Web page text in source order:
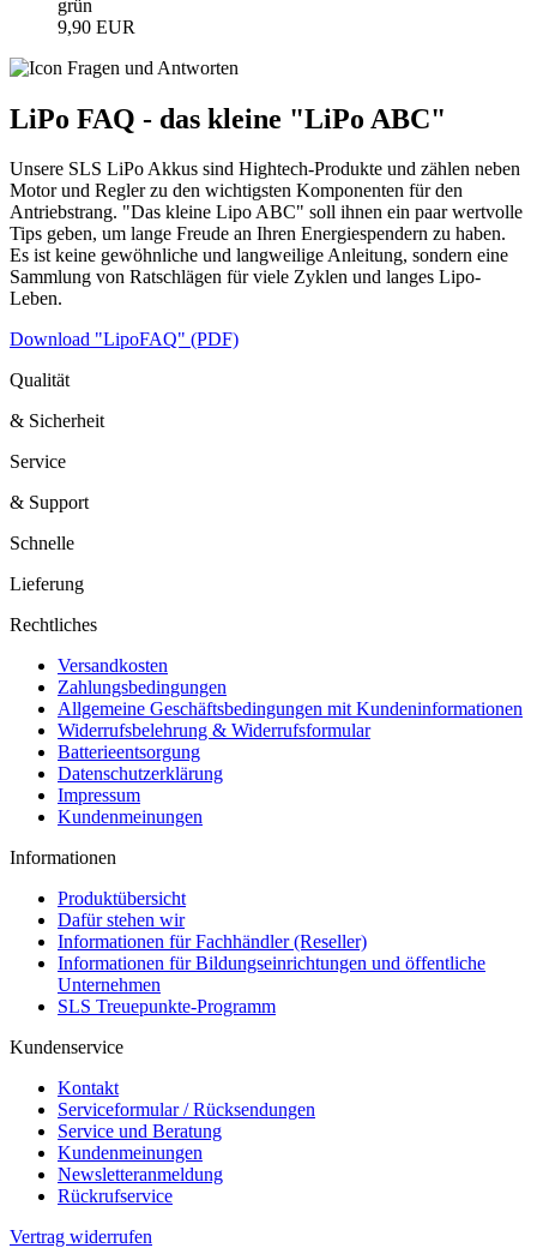
grün
9,90 EUR
LiPo FAQ - das kleine "LiPo ABC"
Unsere SLS LiPo Akkus sind Hightech-Produkte und zählen neben
Motor und Regler zu den wichtigsten Komponenten für den
Antriebstrang. "Das kleine Lipo ABC" soll ihnen ein paar wertvolle
Tips geben, um lange Freude an Ihren Energiespendern zu haben.
Es ist keine gewöhnliche und langweilige Anleitung, sondern eine
Sammlung von Ratschlägen für viele Zyklen und langes Lipo-
Leben.
Download "LipoFAQ" (PDF)
Qualität
& Sicherheit
Service
& Support
Schnelle
Lieferung
Rechtliches
Versandkosten
Zahlungsbedingungen
Allgemeine Geschäftsbedingungen mit Kundeninformationen
Widerrufsbelehrung & Widerrufsformular
Batterieentsorgung
Datenschutzerklärung
Impressum
Kundenmeinungen
Informationen
Produktübersicht
Dafür stehen wir
Informationen für Fachhändler (Reseller)
Informationen für Bildungseinrichtungen und öffentliche
Unternehmen
SLS Treuepunkte-Programm
Kundenservice
Kontakt
Serviceformular / Rücksendungen
Service und Beratung
Kundenmeinungen
Newsletteranmeldung
Rückrufservice
Vertrag widerrufen